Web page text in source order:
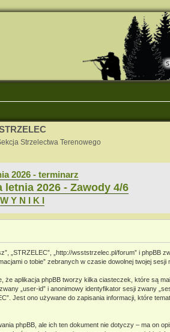
Strzelectwa Terenowego
2026 - terminarz
letnia 2026 - Zawody 4/6
W Y N I K I
„http://wsststrzelec.pl/forum” i phpBB
o tobie” zebranych w czasie dowolnej twojej sesji
aplikacja phpBB tworzy kilka ciasteczek, które są
„user-id” i anonimowy identyfikator sesji zwany
Jest ono używane do zapisania informacji, które
phpBB, ale ich ten dokument nie dotyczy – ma on